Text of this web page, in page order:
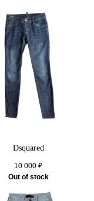
Dsquared
10 000 ₽
Out of stock